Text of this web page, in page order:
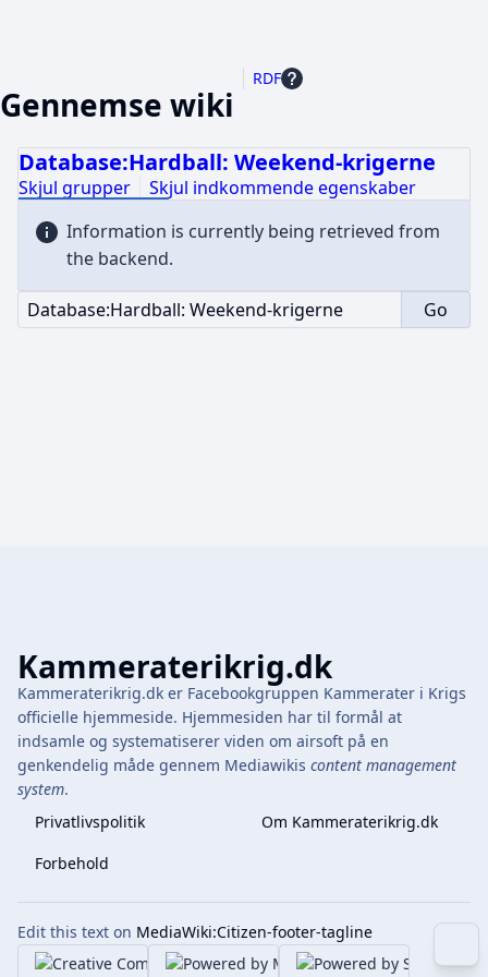
Gennemse wiki
RDF
Database:Hardball: Weekend-krigerne
Skjul grupper
Skjul indkommende egenskaber
Information is currently being retrieved from
the backend.
Kammeraterikrig.dk
Kammeraterikrig.dk er Facebookgruppen Kammerater i Krigs
officielle hjemmeside. Hjemmesiden har til formål at
indsamle og systematiserer viden om airsoft på en
genkendelig måde gennem Mediawikis content management
system.
Privatlivspolitik
Om Kammeraterikrig.dk
Forbehold
Edit this text on MediaWiki:Citizen-footer-tagline